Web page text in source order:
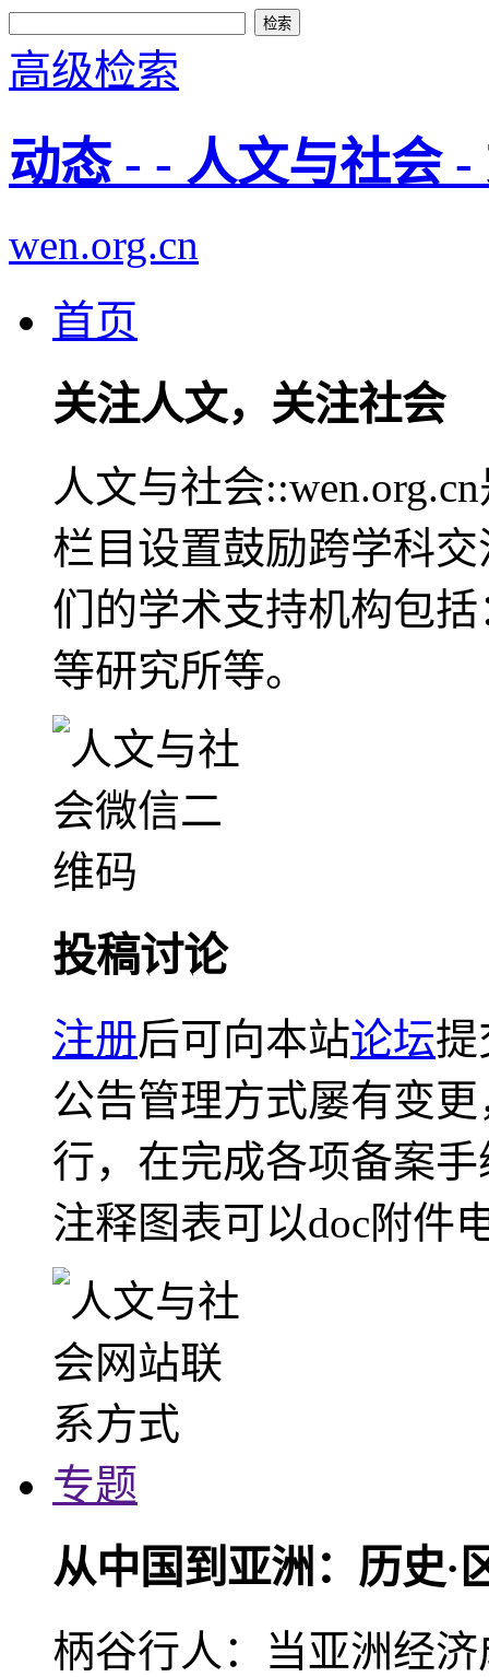
高级检索
动态 - - 人文与社会
wen.org.cn
首页
关注人文，关注社会
人文与社会
栏目设置鼓励跨学科
们的学术支持机构包
等研究所等。
投稿讨论
注册后可向本站论坛提
公告管理方式屡有变
行，在完成各项备案
注释图表可以doc附件
专题
从中国到亚洲：历史·
柄谷行人：当亚洲经